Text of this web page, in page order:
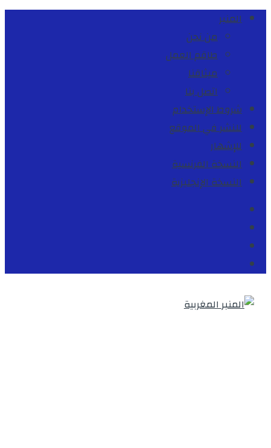
المنبر
من نحن
طاقم العمل
ميثاقنا
اتصل بنا
شروط الإستخدام
للنشر في الموقع
للإشهار
النسخة الفرنسية
النسخة الإنجليزية